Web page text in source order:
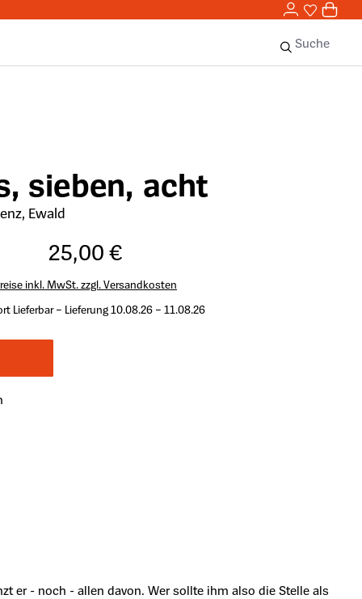
0,00
0
Suche
sieben, acht
Ewald
25,00 €
inkl. MwSt. zzgl. Versandkosten
Lieferbar – Lieferung 10.08.26 – 11.08.26
er - noch - allen davon. Wer sollte ihm also die Stelle als